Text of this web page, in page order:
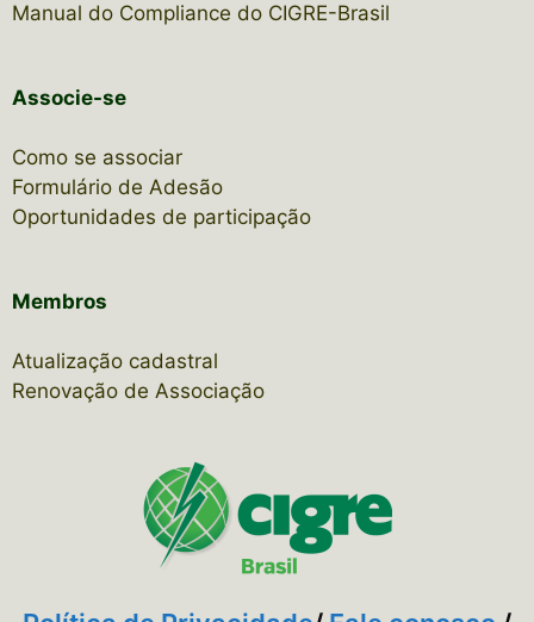
Manual do Compliance do CIGRE-Brasil
Associe-se
Como se associar
Formulário de Adesão
Oportunidades de participação
Membros
Atualização cadastral
Renovação de Associação